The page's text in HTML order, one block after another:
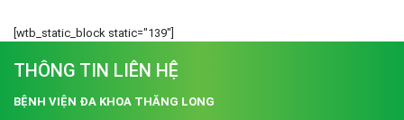
[wtb_static_block static="139"]
THÔNG TIN LIÊN HỆ
BỆNH VIỆN ĐA KHOA THĂNG LONG